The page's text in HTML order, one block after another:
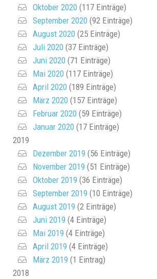
Oktober 2020 (117 Einträge)
September 2020 (92 Einträge)
August 2020 (25 Einträge)
Juli 2020 (37 Einträge)
Juni 2020 (71 Einträge)
Mai 2020 (117 Einträge)
April 2020 (189 Einträge)
März 2020 (157 Einträge)
Februar 2020 (59 Einträge)
Januar 2020 (17 Einträge)
2019
Dezember 2019 (56 Einträge)
November 2019 (51 Einträge)
Oktober 2019 (36 Einträge)
September 2019 (10 Einträge)
August 2019 (2 Einträge)
Juni 2019 (4 Einträge)
Mai 2019 (4 Einträge)
April 2019 (4 Einträge)
März 2019 (1 Eintrag)
2018